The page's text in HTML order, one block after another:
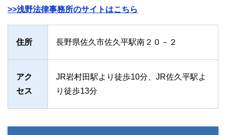
>>浅野法律事務所のサイトはこちら
住所 長野県佐久市佐久平駅南２０－２
アク
セス
JR岩村田駅より徒歩10分、JR佐久平駅よ
り徒歩13分